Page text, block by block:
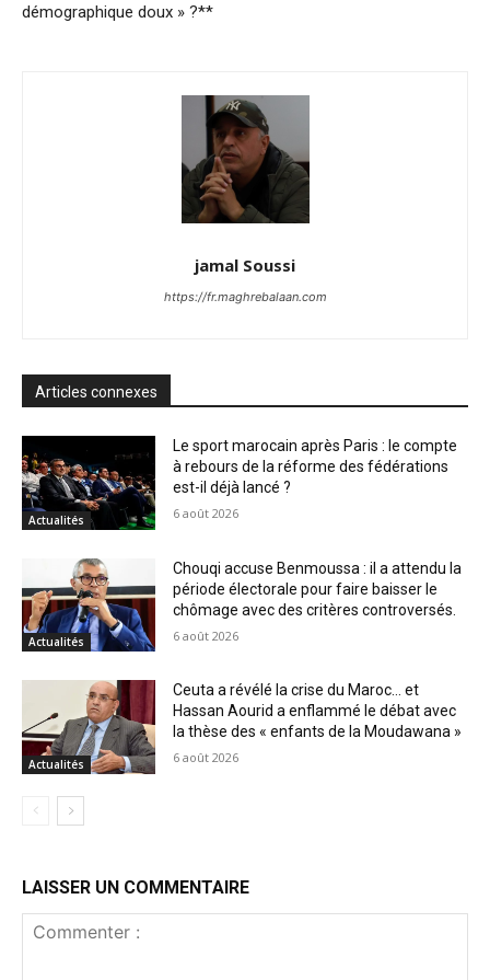
démographique doux » ?**
jamal Soussi
https://fr.maghrebalaan.com
Articles connexes
Actualités
Le sport marocain après Paris : le compte
à rebours de la réforme des fédérations
est-il déjà lancé ?
6 août 2026
Actualités
Chouqi accuse Benmoussa : il a attendu la
période électorale pour faire baisser le
chômage avec des critères controversés.
6 août 2026
Actualités
Ceuta a révélé la crise du Maroc… et
Hassan Aourid a enflammé le débat avec
la thèse des « enfants de la Moudawana »
6 août 2026
LAISSER UN COMMENTAIRE